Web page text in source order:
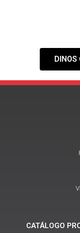
DINOS
CATÁLOGO